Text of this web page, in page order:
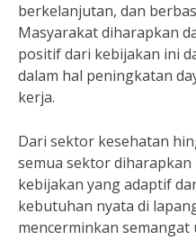
berkelanjutan, dan
Masyarakat diharapkan
positif dari kebijakan ini
dalam hal peningkatan
kerja.
Dari sektor kesehatan
semua sektor
kebijakan yang adaptif
kebutuhan nyata di
mencerminkan